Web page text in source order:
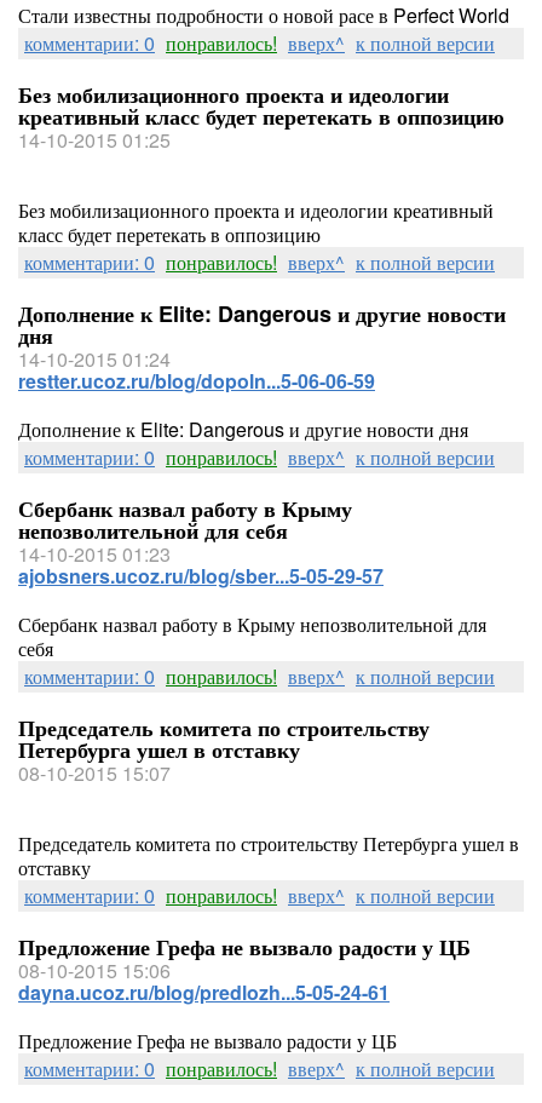
Стали известны подробности о новой расе в Perfect World
комментарии: 0 понравилось! вверх^ к полной версии
Без мобилизационного проекта и идеологии
креативный класс будет перетекать в оппозицию
14-10-2015 01:25
Без мобилизационного проекта и идеологии креативный
класс будет перетекать в оппозицию
комментарии: 0 понравилось! вверх^ к полной версии
Дополнение к Elite: Dangerous и другие новости
дня
14-10-2015 01:24
restter.ucoz.ru/blog/dopoln...5-06-06-59
Дополнение к Elite: Dangerous и другие новости дня
комментарии: 0 понравилось! вверх^ к полной версии
Сбербанк назвал работу в Крыму
непозволительной для себя
14-10-2015 01:23
ajobsners.ucoz.ru/blog/sber...5-05-29-57
Сбербанк назвал работу в Крыму непозволительной для
себя
комментарии: 0 понравилось! вверх^ к полной версии
Председатель комитета по строительству
Петербурга ушел в отставку
08-10-2015 15:07
Председатель комитета по строительству Петербурга ушел в
отставку
комментарии: 0 понравилось! вверх^ к полной версии
Предложение Грефа не вызвало радости у ЦБ
08-10-2015 15:06
dayna.ucoz.ru/blog/predlozh...5-05-24-61
Предложение Грефа не вызвало радости у ЦБ
комментарии: 0 понравилось! вверх^ к полной версии